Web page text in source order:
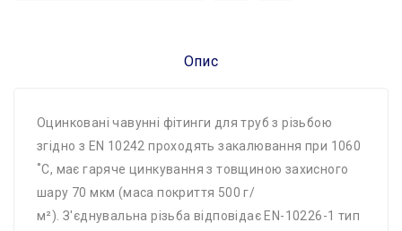
Опис
Оцинковані чавунні фітинги для труб з різьбою
згідно з EN 10242 проходять закалювання при 1060
˚C, має гаряче цинкування з товщиною захисного
шару 70 мкм (маса покриття 500 г/
м²). З'єднувальна різьба відповідає EN-10226-1 тип